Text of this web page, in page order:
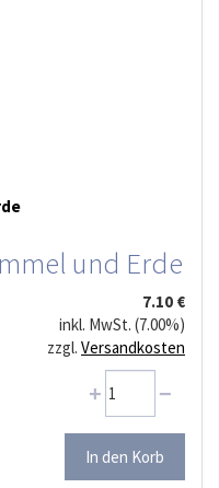
und Erde
7.10 €
inkl. MwSt. (7.00%)
zzgl. Versandkosten